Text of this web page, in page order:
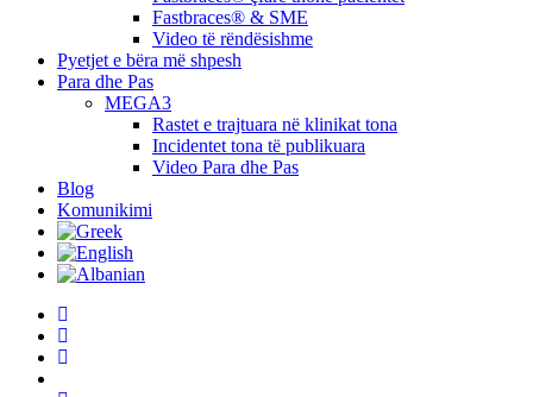
Fastbraces® & SME
Video të rëndësishme
Pyetjet e bëra më shpesh
Para dhe Pas
MEGA3
Rastet e trajtuara në klinikat tona
Incidentet tona të publikuara
Video Para dhe Pas
Blog
Komunikimi
twitter
facebook
linkedin